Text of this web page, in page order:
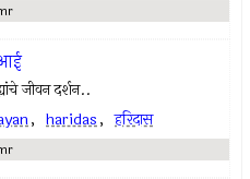
जीवन दर्शन..
, haridas, हरिदास